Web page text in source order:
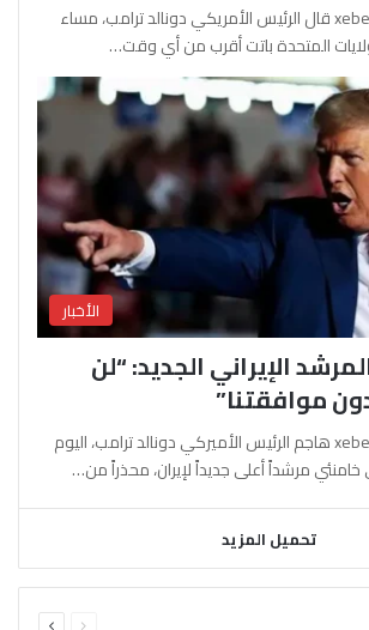
آفرين علو ـ xeber24.net قال الرئيس الأمريكي دونالد ترامب، مساء
المتحدة باتت أقرب من أي وقت…
الأخبار
الإيراني الجديد: “لن
موافقتنا”
آفرين علو ـ xeber24.net هاجم الرئيس الأميركي دونالد ترامب، اليوم
خامنئي مرشداً أعلى جديداً لإيران، محذراً من…
تحميل المزيد